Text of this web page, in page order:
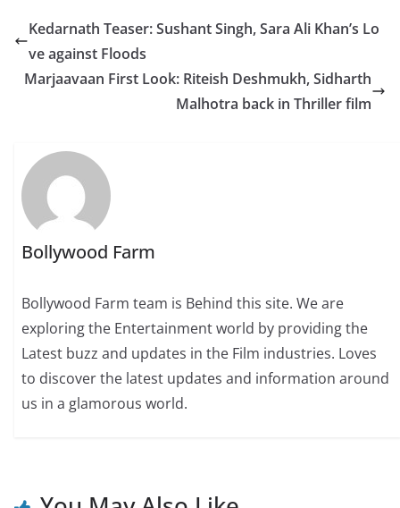
Kedarnath Teaser: Sushant Singh, Sara Ali Khan’s Lo
ve against Floods
Marjaavaan First Look: Riteish Deshmukh, Sidharth
Malhotra back in Thriller film
Bollywood Farm
Bollywood Farm team is Behind this site. We are
exploring the Entertainment world by providing the
Latest buzz and updates in the Film industries. Loves
to discover the latest updates and information around
us in a glamorous world.